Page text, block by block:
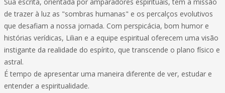
de trazer à luz as "sombras humanas" e os percalços evolutivos
que desafiam a nossa jornada. Com perspicácia, bom humor e
histórias verídicas, Lilian e a equipe espiritual oferecem uma visão
instigante da realidade do espírito, que transcende o plano físico e
astral.
É tempo de apresentar uma maneira diferente de ver, estudar e
entender a espiritualidade.